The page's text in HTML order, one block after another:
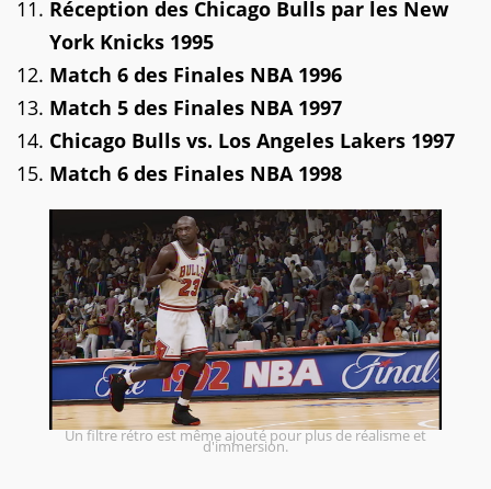
Réception des Chicago Bulls par les New
York Knicks 1995
Match 6 des Finales NBA 1996
Match 5 des Finales NBA 1997
Chicago Bulls vs. Los Angeles Lakers 1997
Match 6 des Finales NBA 1998
Un filtre rétro est même ajouté pour plus de réalisme et
d'immersion.